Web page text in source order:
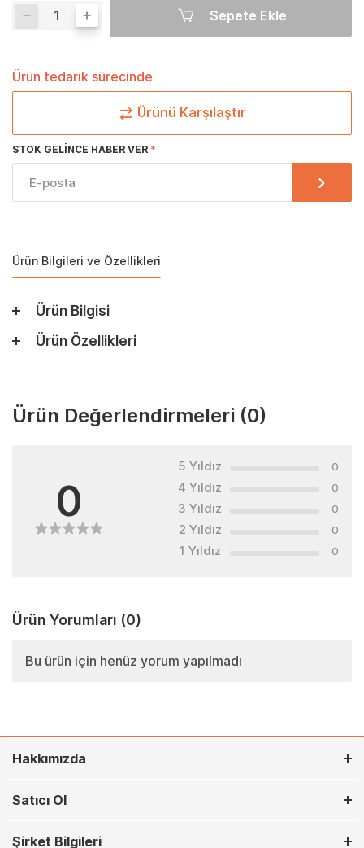
Sepete Ekle
Ürün tedarik sürecinde
Ürünü Karşılaştır
STOK GELINCE HABER VER
Ürün Bilgileri ve Özellikleri
Ürün Bilgisi
Ürün Özellikleri
Ürün Değerlendirmeleri (0)
0
5 Yıldız 0
4 Yıldız 0
3 Yıldız 0
2 Yıldız 0
1 Yıldız 0
Ürün Yorumları (0)
Bu ürün için henüz yorum yapılmadı
Hakkımızda
Satıcı Ol
Şirket Bilgileri